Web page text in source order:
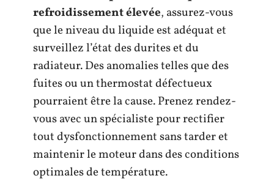
refroidissement élevée, assurez-vous
que le niveau du liquide est adéquat et
surveillez l’état des durites et du
radiateur. Des anomalies telles que des
fuites ou un thermostat défectueux
pourraient être la cause. Prenez rendez-
vous avec un spécialiste pour rectifier
tout dysfonctionnement sans tarder et
maintenir le moteur dans des conditions
optimales de température.